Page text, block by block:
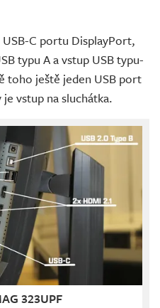
C portu DisplayPort,
typu A a vstup USB typu-
toho ještě jeden USB port
vstup na sluchátka.
323UPF